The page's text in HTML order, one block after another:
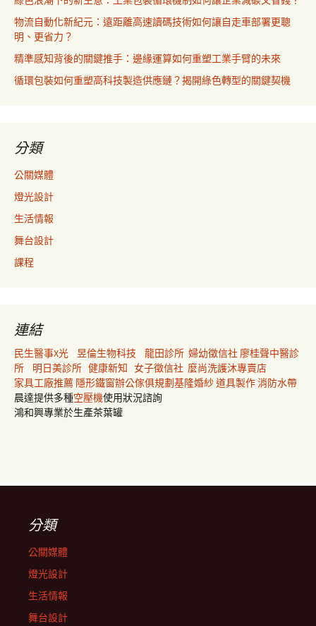
物流自動化新紀元：遠距離高速讀碼技術如何讓自走車部署更聰
明、更省力？
精準感知背後的關鍵推手：邊緣運算如何重塑工業手臂的未來
循環包裝如何重塑高科技製造供應鏈？揭開綠色轉型的關鍵契機
分類
公關媒體
燈光設計
生活情報
舞台設計
課程
連結
民生醫事X光 昱倫生物科技 龍田診所 婦幼徵信社 廖桂聲中醫診
所
明日美診所 健康新知 女子徵信社 麼尚洗護沐專賣店
家具工廠推薦 隱形鐵窗辦公傢俱規劃基隆婚紗道具製作消防水帶
晨達提供多種空壓機使用狀況諮詢
鴻和興專業於生產茶葉罐
分類
公關媒體
燈光設計
生活情報
舞台設計